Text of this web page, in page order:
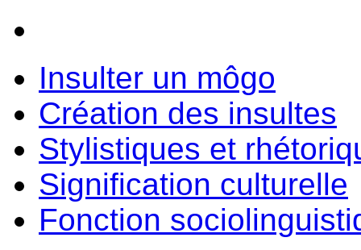
Insulter un môgo
Création des insultes
Stylistiques et
Signification culturelle
Fonction